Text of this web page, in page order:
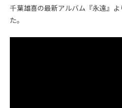
千葉雄喜の最新アルバム『永遠』よ
た。